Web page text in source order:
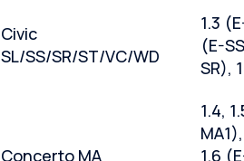
Civic
SL/SS/SR/ST/VC/WD
1.3
(E-
SR),
Concerto MA
1.4,
1.6